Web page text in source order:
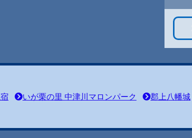
いが栗の里 中津川マロンパーク 郡上八幡城